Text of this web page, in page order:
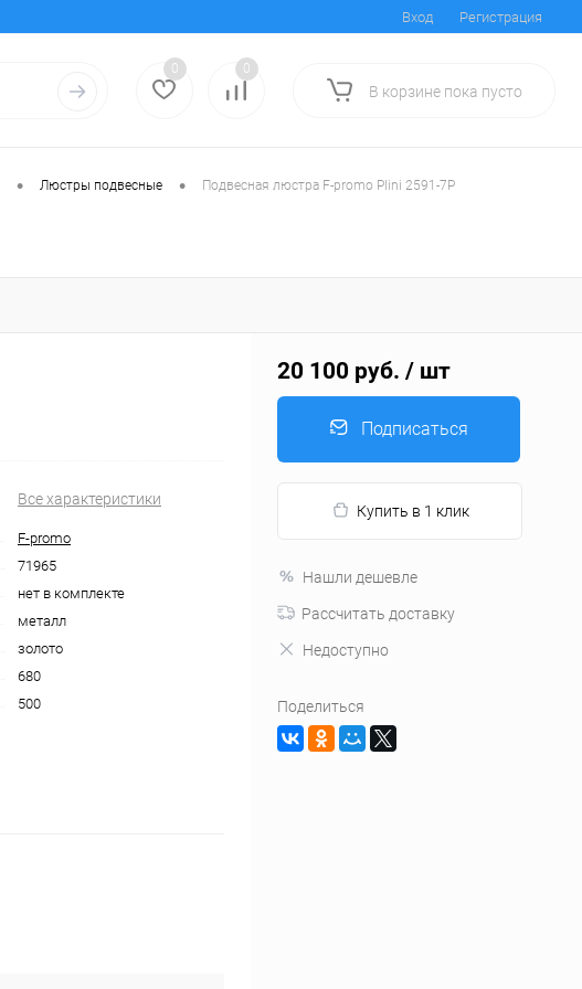
Вход Регистрация
0 0
В корзине пока пусто
• Люстры подвесные • Подвесная люстра F-promo Plini 2591-7P
Все характеристики
F-promo
71965
нет в комплекте
металл
золото
680
500
20 100 руб. / шт
Подписаться
Купить в 1 клик
Нашли дешевле
Рассчитать доставку
Недоступно
Поделиться